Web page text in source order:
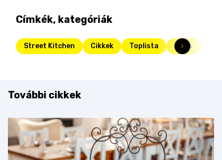
Címkék, kategóriák
Street Kitchen Cikkek Toplista Friss
További cikkek